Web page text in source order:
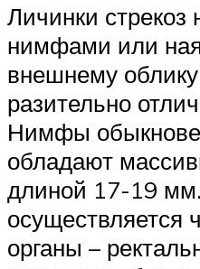
Личинки стрекоз
нимфами или
внешнему
разительно
Нимфы
обладают
длиной 17-19
осуществляется
органы –